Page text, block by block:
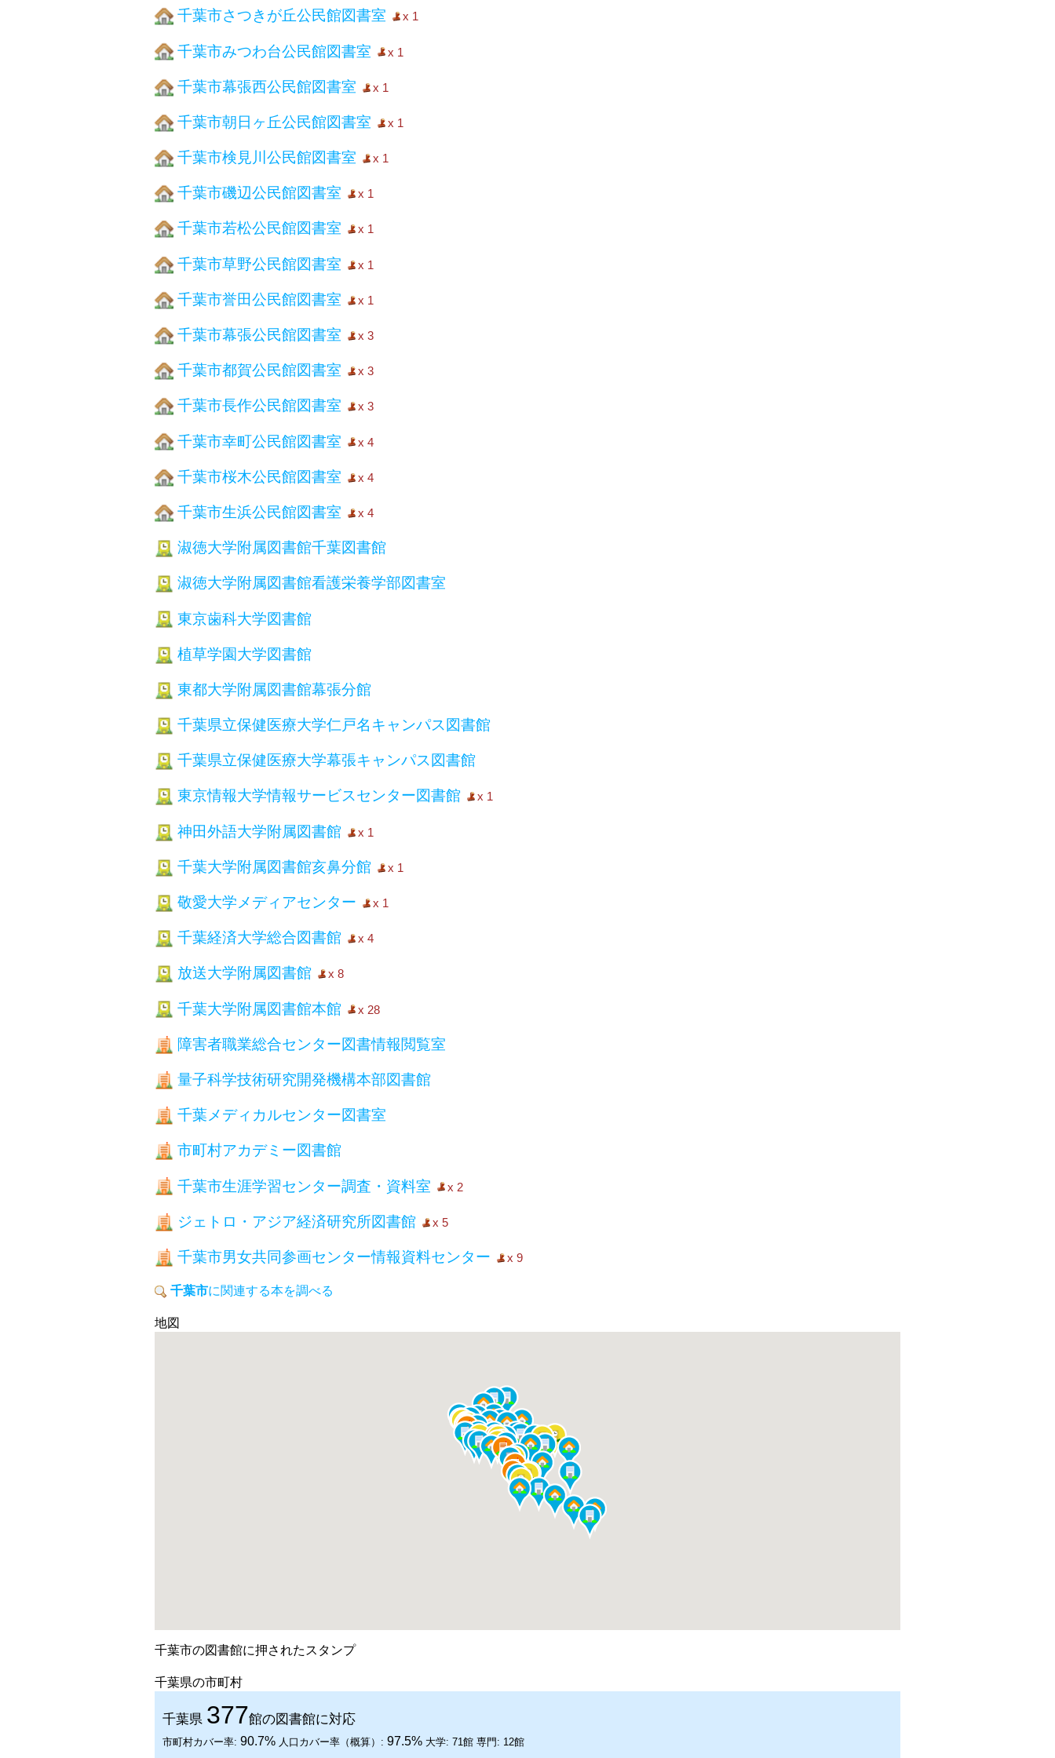
千葉市さつきが丘公民館図書室 x 1
千葉市みつわ台公民館図書室 x 1
千葉市幕張西公民館図書室 x 1
千葉市朝日ヶ丘公民館図書室 x 1
千葉市検見川公民館図書室 x 1
千葉市磯辺公民館図書室 x 1
千葉市若松公民館図書室 x 1
千葉市草野公民館図書室 x 1
千葉市誉田公民館図書室 x 1
千葉市幕張公民館図書室 x 3
千葉市都賀公民館図書室 x 3
千葉市長作公民館図書室 x 3
千葉市幸町公民館図書室 x 4
千葉市桜木公民館図書室 x 4
千葉市生浜公民館図書室 x 4
淑徳大学附属図書館千葉図書館
淑徳大学附属図書館看護栄養学部図書室
東京歯科大学図書館
植草学園大学図書館
東都大学附属図書館幕張分館
千葉県立保健医療大学仁戸名キャンパス図書館
千葉県立保健医療大学幕張キャンパス図書館
東京情報大学情報サービスセンター図書館 x 1
神田外語大学附属図書館 x 1
千葉大学附属図書館亥鼻分館 x 1
敬愛大学メディアセンター x 1
千葉経済大学総合図書館 x 4
放送大学附属図書館 x 8
千葉大学附属図書館本館 x 28
障害者職業総合センター図書情報閲覧室
量子科学技術研究開発機構本部図書館
千葉メディカルセンター図書室
市町村アカデミー図書館
千葉市生涯学習センター調査・資料室 x 2
ジェトロ・アジア経済研究所図書館 x 5
千葉市男女共同参画センター情報資料センター x 9
千葉市に関連する本を調べる
地図
千葉市の図書館に押されたスタンプ
千葉県の市町村
千葉県 377館の図書館に対応
市町村カバー率: 90.7% 人口カバー率（概算）: 97.5% 大学: 71館 専門: 12館